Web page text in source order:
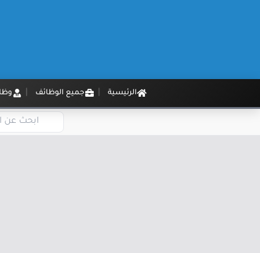
الرئيسية جميع الوظائف